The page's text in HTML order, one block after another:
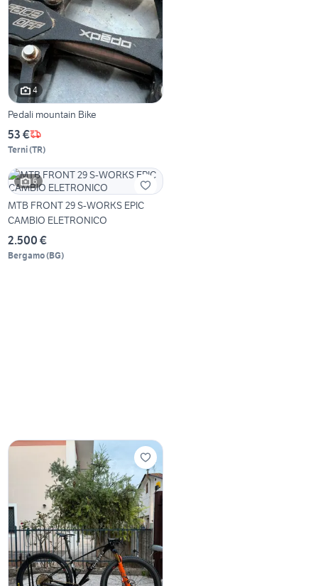
4
Pedali mountain Bike
53 €
Terni(TR)
6
MTB FRONT 29 S-WORKS EPIC
CAMBIO ELETRONICO
2.500 €
Bergamo(BG)